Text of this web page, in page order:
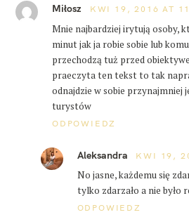
Miłosz KWI 19, 2016 AT
Mnie najbardziej irytują osoby,
minut jak ja robie sobie lub
przechodzą tuż przed
praeczyta ten tekst to tak
odnajdzie w sobie przynajmniej
turystów
ODPOWIEDZ
Aleksandra KWI 19,
No jasne, każdemu się
tylko zdarzało a nie było
ODPOWIEDZ